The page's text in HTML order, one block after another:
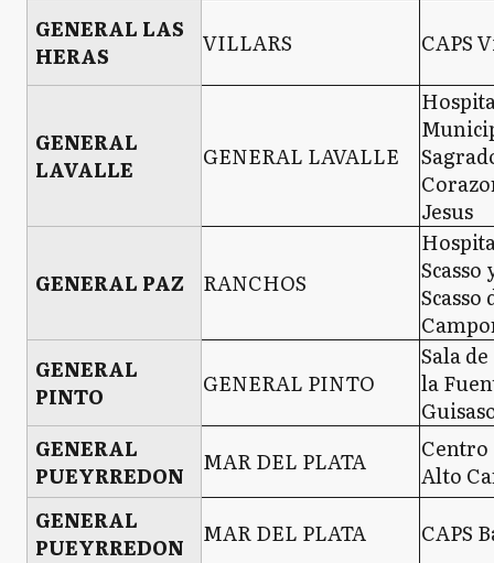
GENERAL LAS
HERAS
VILLARS CAPS
GENERAL
LAVALLE
GENERAL LAVALLE
Jesus
GENERAL PAZ RANCHOS
Scasso
GENERAL
PINTO
GENERAL PINTO
Sala
la
GENERAL
PUEYRREDON
MAR DEL PLATA
Centro
Alto
GENERAL
PUEYRREDON
MAR DEL PLATA
CAPS